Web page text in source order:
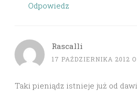
Odpowiedz
Rascalli
17 PAŹDZIERNIKA 2012
Taki pieniądz istnieje już od